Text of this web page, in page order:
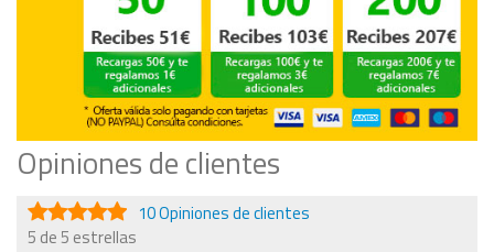
Opiniones de clientes
10 Opiniones de clientes
5 de 5 estrellas